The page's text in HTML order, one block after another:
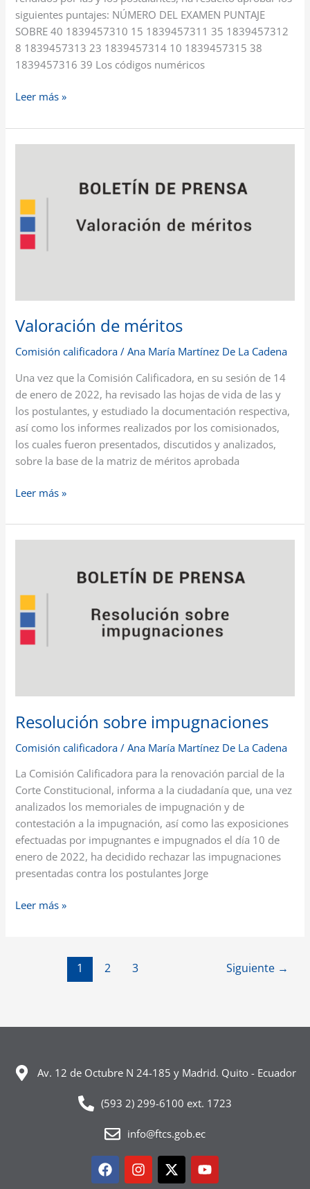
siguientes puntajes: NÚMERO DEL EXAMEN PUNTAJE
SOBRE 40 1839457310 15 1839457311 35 1839457312
8 1839457313 23 1839457314 10 1839457315 38
1839457316 39 Los códigos numéricos
Leer más »
Valoración de méritos
Comisión calificadora /Ana María Martínez De La Cadena
Una vez que la Comisión Calificadora, en su sesión de 14
de enero de 2022, ha revisado las hojas de vida de las y
los postulantes, y estudiado la documentación respectiva,
así como los informes realizados por los comisionados,
los cuales fueron presentados, discutidos y analizados,
sobre la base de la matriz de méritos aprobada
Leer más »
Resolución sobre impugnaciones
Comisión calificadora /Ana María Martínez De La Cadena
La Comisión Calificadora para la renovación parcial de la
Corte Constitucional, informa a la ciudadanía que, una vez
analizados los memoriales de impugnación y de
contestación a la impugnación, así como las exposiciones
efectuadas por impugnantes e impugnados el día 10 de
enero de 2022, ha decidido rechazar las impugnaciones
presentadas contra los postulantes Jorge
impugnaciones
Leer más »
1 2 3 Siguiente →
Av. 12 de Octubre N 24-185 y Madrid. Quito - Ecuador
(593 2) 299-6100 ext. 1723
info@ftcs.gob.ec
FacebookInstagram
X-
twitter
Youtube